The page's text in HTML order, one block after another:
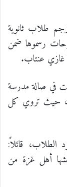
طلاب ثانوية
رسموها ضمن
غازي عنتاب.
عُرضت في صالة مدرسة
حيث تروي كل
الطلاب، قائلاً:
أهل غزة من